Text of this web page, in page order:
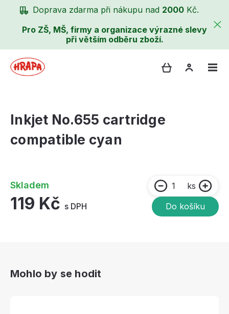
Doprava zdarma při nákupu nad 2000 Kč.
Pro ZŠ, MŠ, firmy a organizace výrazné slevy
při větším odběru zboží.
Inkjet No.655 cartridge
compatible cyan
Skladem
119 Kč s DPH
ks
Do košíku
Mohlo by se hodit